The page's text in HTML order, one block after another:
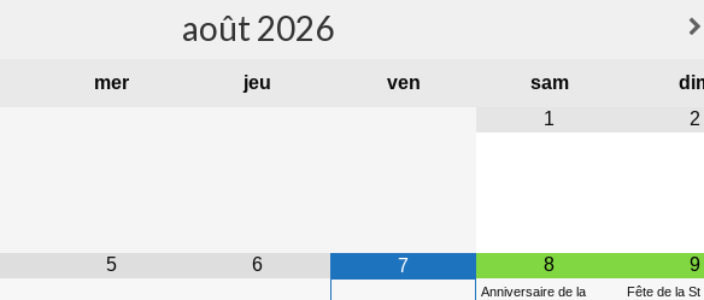
août2026
mer jeu ven sam
1
2
5 6 7 8
Anniversaire de la
9
Fête de la St